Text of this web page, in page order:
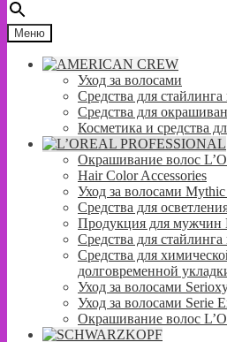
Меню
Уход за волосами
Средства для стайлинга
Средства для
Косметика и средства
Окрашивание волос
Hair Color Accessories
Уход за волосами
Средства для
Продукция для мужчин
Средства для стайлинга
Средства для
долговременной
Уход за волосами
Уход за волосами Serie
Окрашивание волос